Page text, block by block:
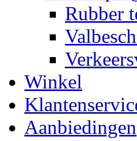
Rubber
Winkel
Aanbiedingen